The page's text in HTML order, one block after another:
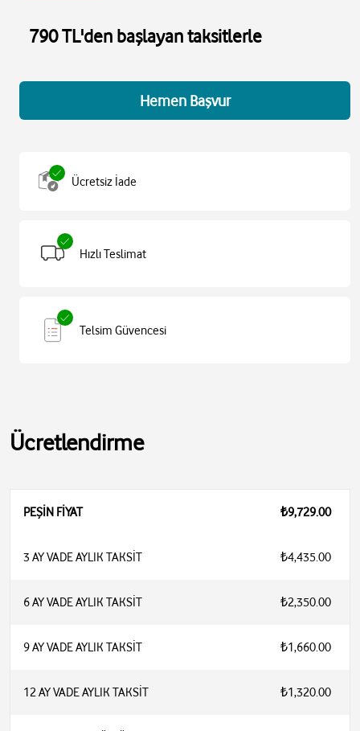
790 TL'den başlayan taksitlerle
Hemen Başvur
Ücretsiz İade
Hızlı Teslimat
Telsim Güvencesi
Ücretlendirme
PEŞİN FİYAT ₺9,729.00
3 AY VADE AYLIK TAKSİT ₺4,435.00
6 AY VADE AYLIK TAKSİT ₺2,350.00
9 AY VADE AYLIK TAKSİT ₺1,660.00
12 AY VADE AYLIK TAKSİT ₺1,320.00